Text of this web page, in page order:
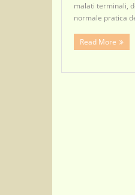
malati terminali,
normale pratica
Read More